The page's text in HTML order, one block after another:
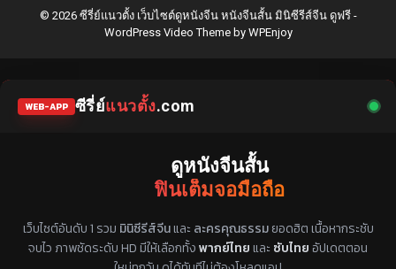
© 2026 ซีรี่ย์แนวตั้ง เว็บไซต์ดูหนังจีน หนังจีนสั้น มินิซีรีส์จีน ดูฟรี -
WordPress Video Themeby WPEnjoy
WEB-APP ซีรี่ย์แนวตั้ง.com
ดูหนังจีนสั้น
ฟินเต็มจอมือถือ
แหล่งรวมซีรี่ย์จีนแนวตั้ง พากย์ไทย ซับไทย
เว็บไซต์อันดับ 1 รวม มินิซีรีส์จีนและ ละครคุณธรรมยอดฮิต เนื้อหากระชับ
จบไว ภาพชัดระดับ HD มีให้เลือกทั้งพากย์ไทยและ ซับไทยอัปเดตตอน